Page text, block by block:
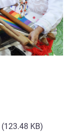
(123.48 KB)